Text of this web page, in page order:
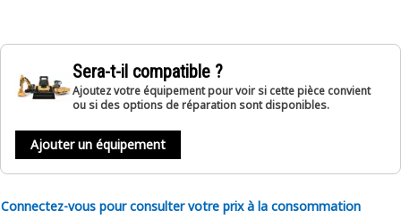
Sera-t-il compatible ?
Ajoutez votre équipement pour voir si cette pièce convient
ou si des options de réparation sont disponibles.
Ajouter un équipement
Connectez-vous pour consulter votre prix à la consommation